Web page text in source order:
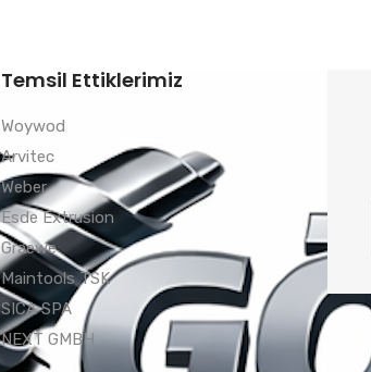
Temsil Ettiklerimiz
Woywod
Arvitec
Weber
Esde Extrusion
Graewe
Maintools TSK
SICA SPA
NEXT GMBH